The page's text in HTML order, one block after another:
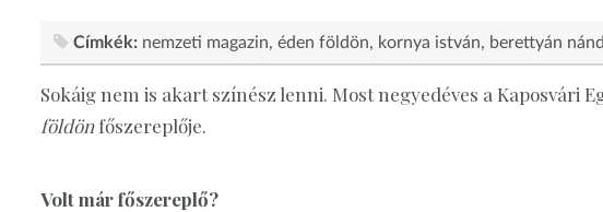
Címkék: nemzeti magazin éden földön kornya istván berettyán
Sokáig nem is akart színész lenni. Most negyedéves a Kaposvári
földönfőszereplője.
Volt már főszereplő?